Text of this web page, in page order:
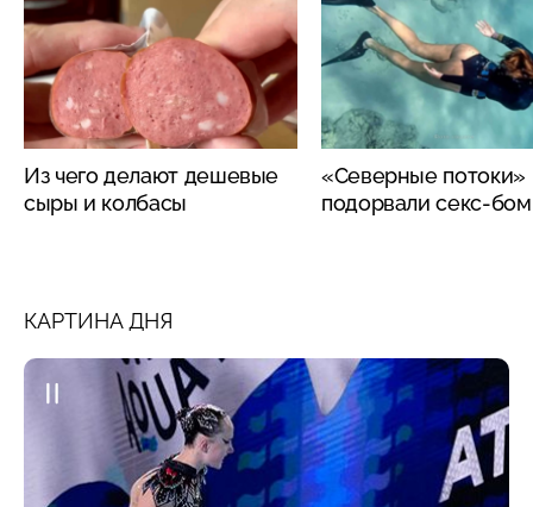
Из чего делают дешевые
сыры и колбасы
«Северные потоки»
подорвали секс-
КАРТИНА ДНЯ